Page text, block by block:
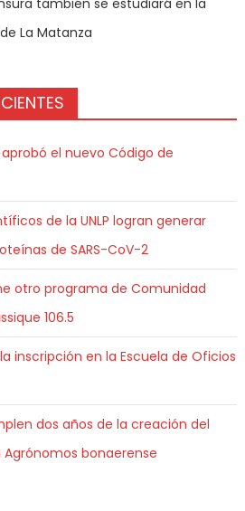
también se estudiará en la
La Matanza
aprobó el nuevo Código de
de la UNLP logran generar
de SARS-CoV-2
otro programa de Comunidad
106.5
inscripción en la Escuela de Oficios
dos años de la creación del
bonaerense